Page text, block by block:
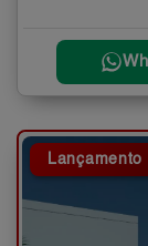
Lançamento